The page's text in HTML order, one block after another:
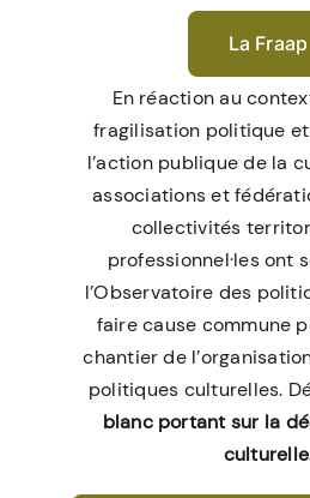
La Fraap
En réaction au
fragilisation politique
l’action publique de la
associations et
collectivités
professionnel·les ont
l’Observatoire des
faire cause commune
chantier de
politiques culturelles.
blanc portant sur la
culturelle